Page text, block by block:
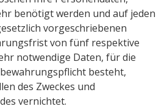
benötigt werden und auf jeden
vorgeschriebenen
von fünf respektive
notwendige Daten, für die
besteht,
des Zweckes und
vernichtet.